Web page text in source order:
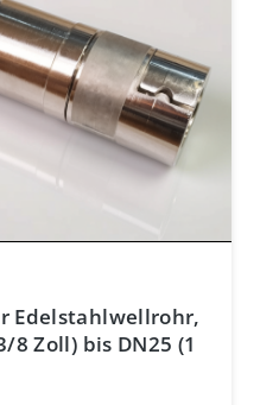
Edelstahlwellrohr,
DN25 (1